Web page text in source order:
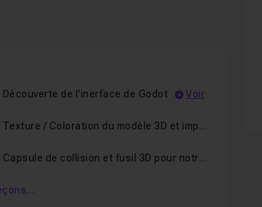
Découverte de l'inerface de Godot Voir
Texture / Coloration du modèle 3D et importation dans Godot Game Engine
Capsule de collision et fusil 3D pour notre FPS